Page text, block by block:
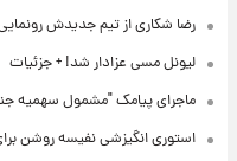
رضا شکاری از تیم جدیدش
لیونل مسی عزادار شد! + جزئیات
ماجرای پیامک "مشمول سهمیه
استوری انگیزشی نفیسه روشن